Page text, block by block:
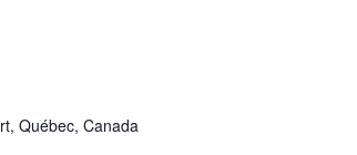
Québec, Canada